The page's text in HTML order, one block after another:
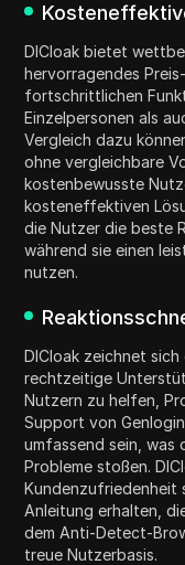
DICloak bietet
hervorragendes
fortschrittlichen
Einzelpersonen als
Vergleich dazu
ohne vergleichbare
kostenbewusste
kosteneffektiven
die Nutzer die beste
während sie einen
nutzen.
DICloak zeichnet
rechtzeitige
Nutzern zu helfen,
Support von
umfassend sein,
Probleme stoßen.
Kundenzufriedenheit
Anleitung erhalten,
dem Anti-Detect-
treue Nutzerbasis.